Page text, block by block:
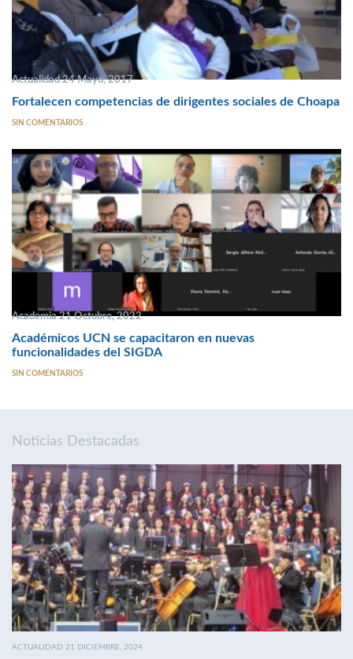
Actualidad 24 Mayo, 2017
Fortalecen competencias de dirigentes sociales de Choapa
SIN COMENTARIOS
Academia 21 Octubre, 2022
Académicos UCN se capacitaron en nuevas
funcionalidades del SIGDA
SIN COMENTARIOS
Noticias Destacadas
ACTUALIDAD 21 DICIEMBRE, 2024